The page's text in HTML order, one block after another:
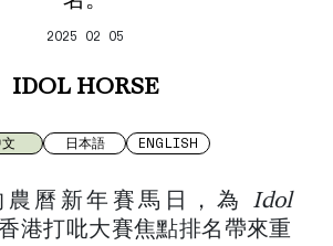
2025 02 05
IDOL HORSE
日本語 ENGLISH
農曆新年賽馬日，為 Idol
港打吡大賽焦點排名帶來重